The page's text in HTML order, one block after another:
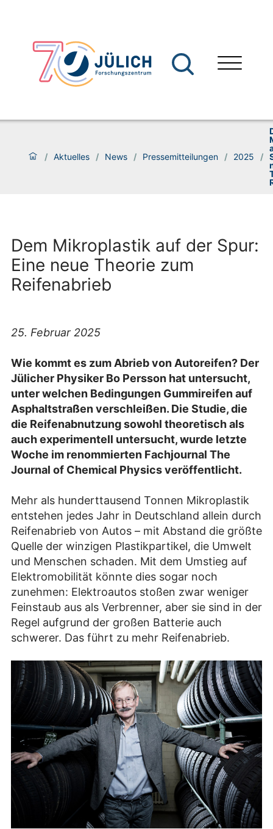
/ Aktuelles / News / Pressemitteilungen / 2025 /
Dem Mikroplastik auf der Spur:
Eine neue Theorie zum
Reifenabrieb
25. Februar 2025
Wie kommt es zum Abrieb von Autoreifen? Der
Jülicher Physiker Bo Persson hat untersucht,
unter welchen Bedingungen Gummireifen auf
Asphaltstraßen verschleißen. Die Studie, die
die Reifenabnutzung sowohl theoretisch als
auch experimentell untersucht, wurde letzte
Woche im renommierten Fachjournal The
Journal of Chemical Physics veröffentlicht.
Mehr als hunderttausend Tonnen Mikroplastik
entstehen jedes Jahr in Deutschland allein durch
Reifenabrieb von Autos – mit Abstand die größte
Quelle der winzigen Plastikpartikel, die Umwelt
und Menschen schaden. Mit dem Umstieg auf
Elektromobilität könnte dies sogar noch
zunehmen: Elektroautos stoßen zwar weniger
Feinstaub aus als Verbrenner, aber sie sind in der
Regel aufgrund der großen Batterie auch
schwerer. Das führt zu mehr Reifenabrieb.